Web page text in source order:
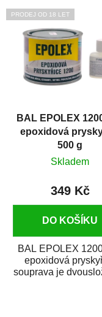
k lepení a
PRODEJ OD 18 LET
BAL EPOLEX
epoxidová
500 g
Skladem
349 Kč
DO KOŠÍKU
BAL EPOLEX
epoxidová
souprava je